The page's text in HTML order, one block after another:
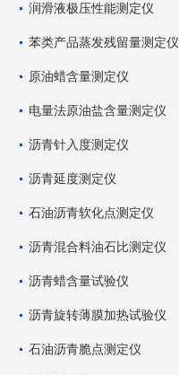
润滑液极压性能测定仪
苯类产品蒸发残留量测定仪
原油蜡含量测定仪
电量法原油盐含量测定仪
沥青针入度测定仪
沥青延度测定仪
石油沥青软化点测定仪
沥青混合料油石比测定仪
沥青蜡含量试验仪
沥青旋转薄膜加热试验仪
石油沥青脆点测定仪